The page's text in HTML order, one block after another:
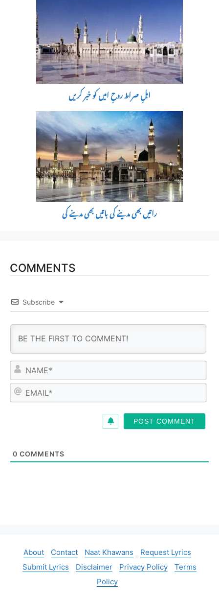
اہلِ صراط روحِ امیں کو خبر کریں
راتیں بھی مدینے کی باتیں بھی مدینے کی
COMMENTS
Subscribe
N
m
*
E
0 COMMENTS
About Contact Naat Khawans
Request Lyrics
Submit Lyrics
Disclaimer Privacy Policy
Terms
Policy